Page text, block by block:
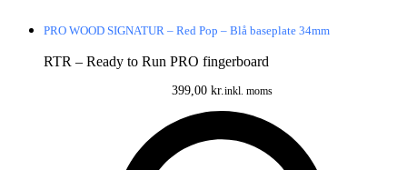
PRO WOOD SIGNATUR – Red Pop – Blå baseplate 34mm
RTR – Ready to Run PRO fingerboard
399,00 kr.inkl. moms